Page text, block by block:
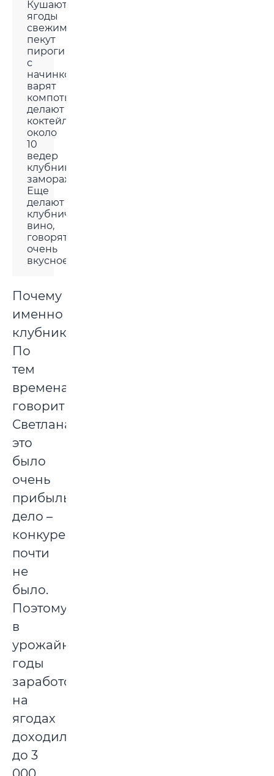
Кушают
ягоды
свежими,
пекут
пироги
с
начинкой,
варят
компоты,
делают
коктейли,
около
10
ведер
клубники
замораживают.
Еще
делают
клубничное
вино,
говорят,
очень
вкусное.
Почему
именно
клубника?
По
тем
временам,
говорит
Светлана,
это
было
очень
прибыльное
дело –
конкурентов
почти
не
было.
Поэтому
в
урожайные
годы
заработок
на
ягодах
доходил
до 3